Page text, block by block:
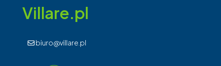
Villare.pl
biuro@villare.pl